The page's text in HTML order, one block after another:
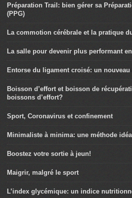
Préparation Trail: bien gérer sa
(PPG)
La commotion cérébrale et la pratique
La salle pour devenir plus performant
Entorse du ligament croisé: un nouveau
Boisson d’effort et boisson de
boissons d’effort?
Sport, Coronavirus et confinement
Minimaliste à minima: une méthode
Boostez votre sortie à jeun!
Maigrir, malgré le sport
L’index glycémique: un indice